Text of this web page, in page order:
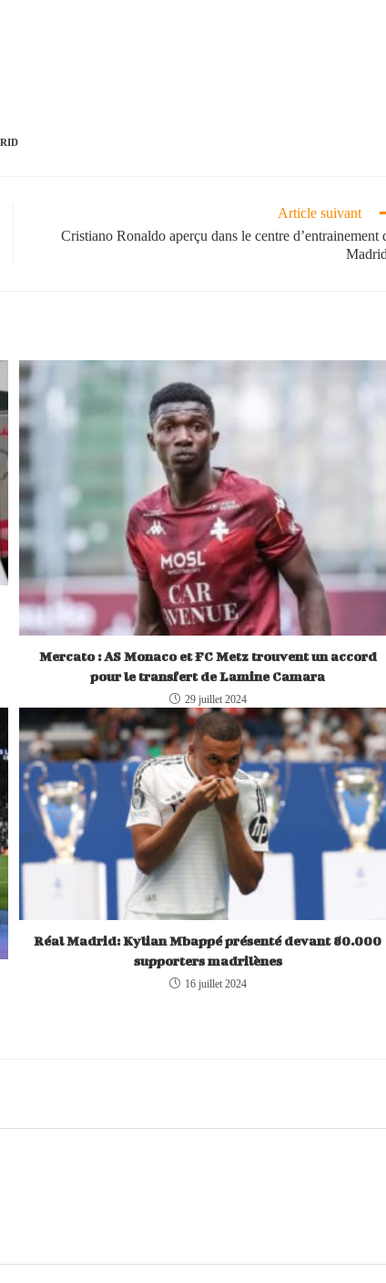
Article suivant
Cristiano Ronaldo aperçu dans le centre d’entrainement
Mercato : AS Monaco et FC Metz trouvent un accord
pour le transfert de Lamine Camara
29 juillet 2024
Réal Madrid: Kylian Mbappé présenté devant 80.000
supporters madrilènes
16 juillet 2024